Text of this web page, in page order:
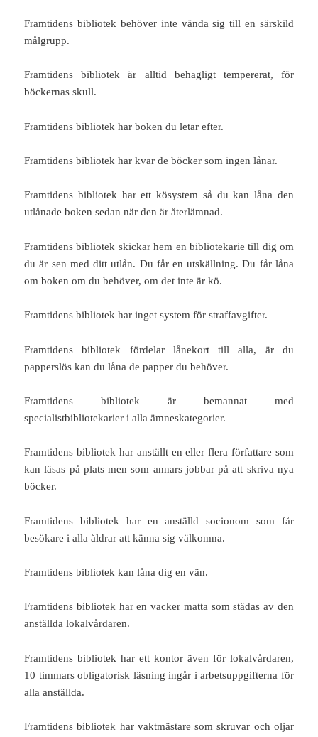
Framtidens bibliotek behöver inte vända sig till en särskild
målgrupp.
Framtidens bibliotek är alltid behagligt tempererat, för
böckernas skull.
Framtidens bibliotek har boken du letar efter.
Framtidens bibliotek har kvar de böcker som ingen lånar.
Framtidens bibliotek har ett kösystem så du kan låna den
utlånade boken sedan när den är återlämnad.
Framtidens bibliotek skickar hem en bibliotekarie till dig om
du är sen med ditt utlån. Du får en utskällning. Du får låna
om boken om du behöver, om det inte är kö.
Framtidens bibliotek har inget system för straffavgifter.
Framtidens bibliotek fördelar lånekort till alla, är du
papperslös kan du låna de papper du behöver.
Framtidens bibliotek är bemannat med
specialistbibliotekarier i alla ämneskategorier.
Framtidens bibliotek har anställt en eller flera författare som
kan läsas på plats men som annars jobbar på att skriva nya
böcker.
Framtidens bibliotek har en anställd socionom som får
besökare i alla åldrar att känna sig välkomna.
Framtidens bibliotek kan låna dig en vän.
Framtidens bibliotek har en vacker matta som städas av den
anställda lokalvårdaren.
Framtidens bibliotek har ett kontor även för lokalvårdaren,
10 timmars obligatorisk läsning ingår i arbetsuppgifterna för
alla anställda.
Framtidens bibliotek har vaktmästare som skruvar och oljar